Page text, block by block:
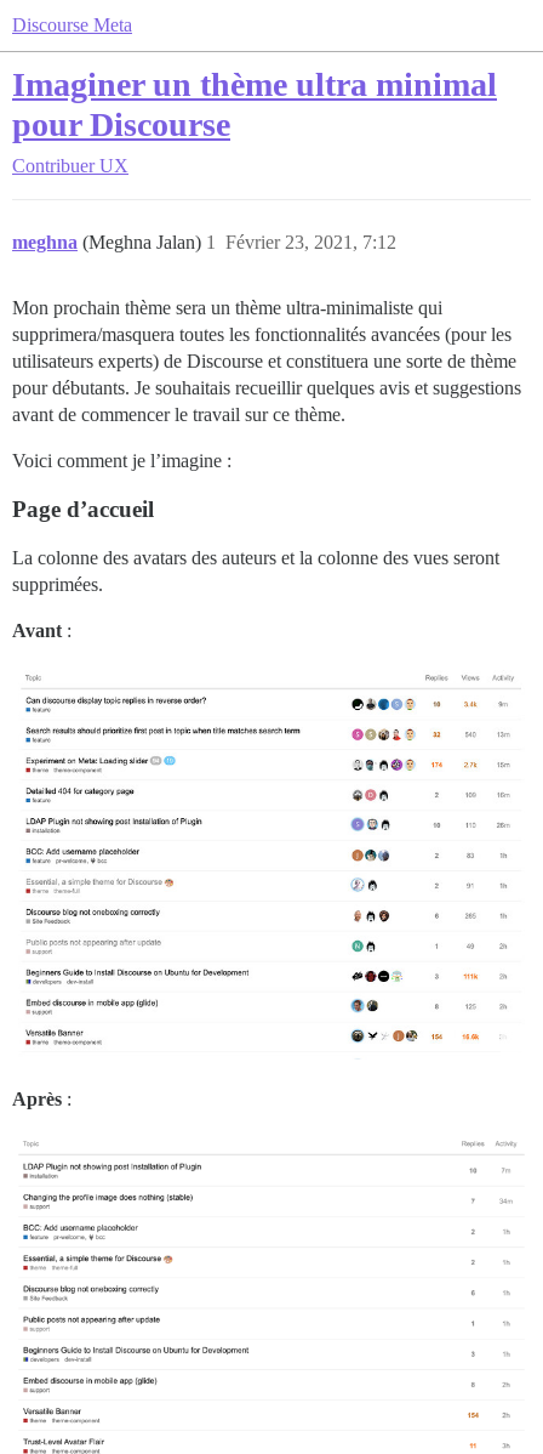
Discourse Meta
Imaginer un thème ultra minimal
pour Discourse
Contribuer UX
meghna (Meghna Jalan) Février 23, 2021, 7:12
1
Mon prochain thème sera un thème ultra-minimaliste qui
supprimera/masquera toutes les fonctionnalités avancées (pour les
utilisateurs experts) de Discourse et constituera une sorte de thème
pour débutants. Je souhaitais recueillir quelques avis et suggestions
avant de commencer le travail sur ce thème.
Voici comment je l’imagine :
Page d’accueil
La colonne des avatars des auteurs et la colonne des vues seront
supprimées.
Avant :
Après :